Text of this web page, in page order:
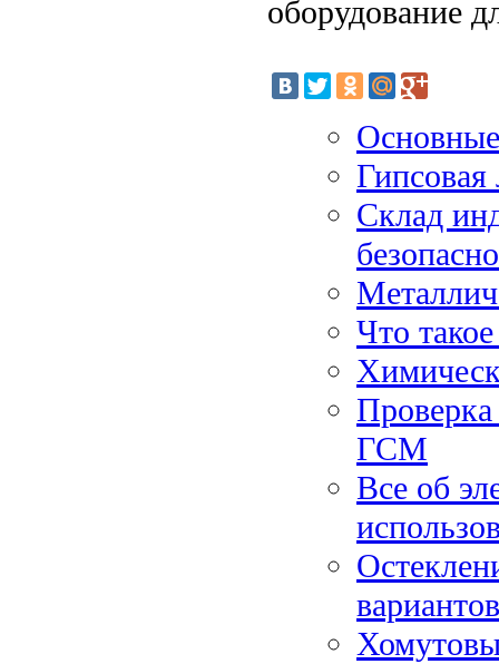
оборудование
Гипсовая
Склад
Что
Проверка
ГСМ
Все об
вариантов